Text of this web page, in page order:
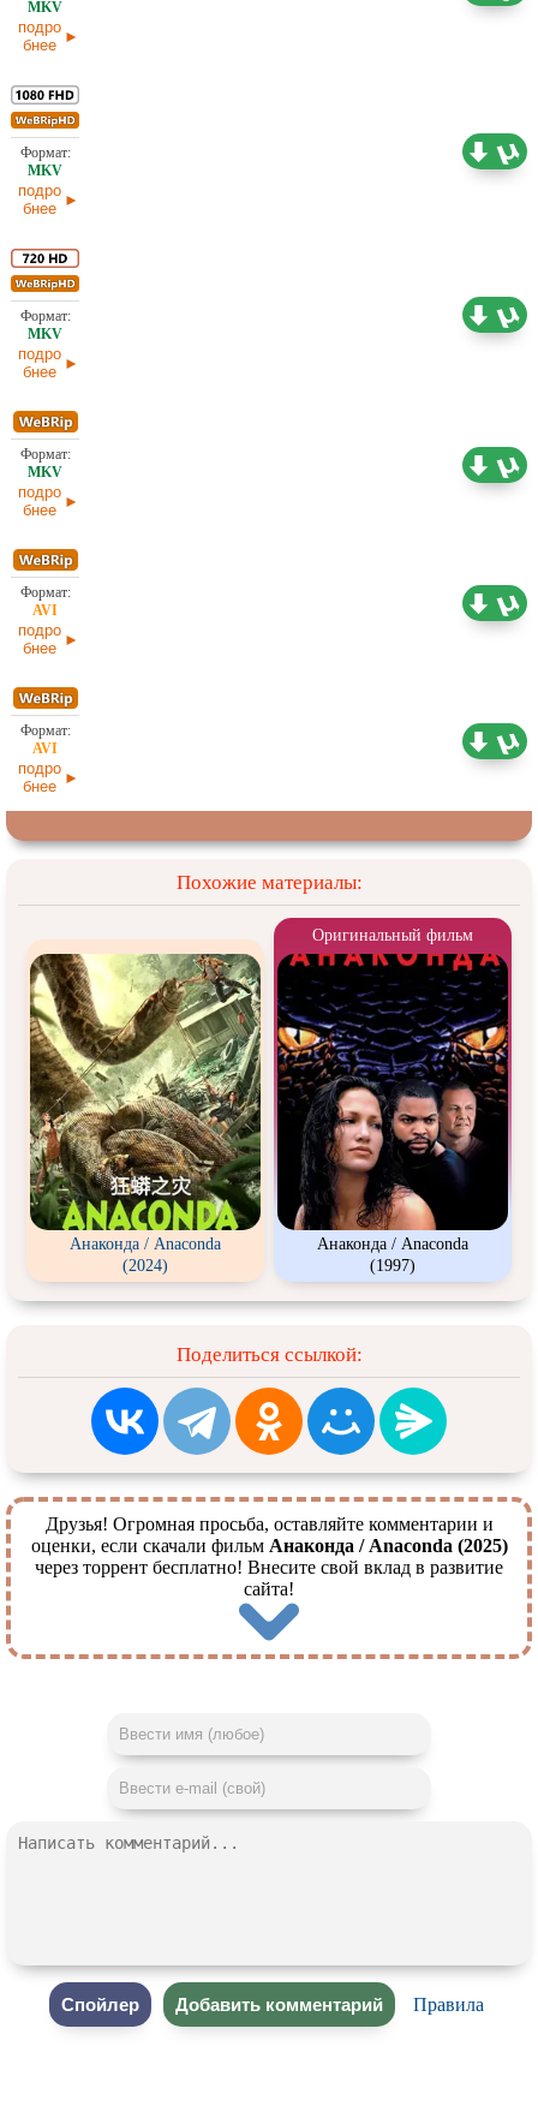
подро
бнее
подро
бнее
подро
бнее
подро
бнее
подро
бнее
подро
бнее
Похожие материалы:
Анаконда / Anaconda
(2024)
Оригинальный фильм
Анаконда / Anaconda
(1997)
Поделиться ссылкой:
Друзья! Огромная просьба, оставляйте комментарии и
оценки, если скачали фильм Анаконда / Anaconda (2025)
через торрент бесплатно! Внесите свой вклад в развитие
сайта!
Правила